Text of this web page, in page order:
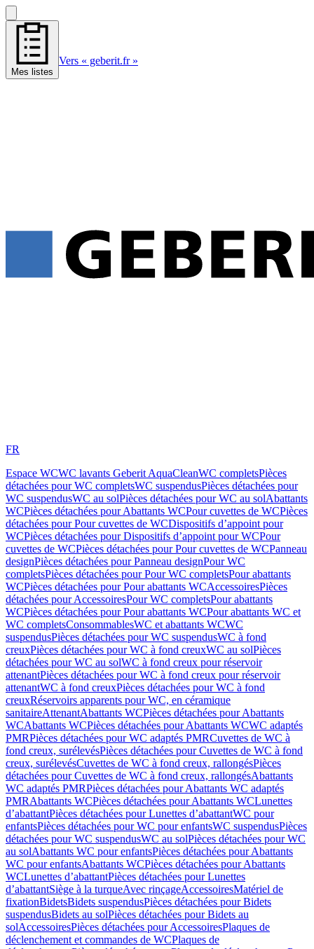
Mes listes
Vers « geberit.fr »
FR
Espace WCWC lavants Geberit AquaCleanWC completsPièces
détachées pour WC completsWC suspendusPièces détachées pour
WC suspendusWC au solPièces détachées pour WC au solAbattants
WCPièces détachées pour Abattants WCPour cuvettes de WCPièces
détachées pour Pour cuvettes de WCDispositifs d’appoint pour
WCPièces détachées pour Dispositifs d’appoint pour WCPour
cuvettes de WCPièces détachées pour Pour cuvettes de WCPanneau
designPièces détachées pour Panneau designPour WC
completsPièces détachées pour Pour WC completsPour abattants
WCPièces détachées pour Pour abattants WCAccessoiresPièces
détachées pour AccessoiresPour WC completsPour abattants
WCPièces détachées pour Pour abattants WCPour abattants WC et
WC completsConsommablesWC et abattants WCWC
suspendusPièces détachées pour WC suspendusWC à fond
creuxPièces détachées pour WC à fond creuxWC au solPièces
détachées pour WC au solWC à fond creux pour réservoir
attenantPièces détachées pour WC à fond creux pour réservoir
attenantWC à fond creuxPièces détachées pour WC à fond
creuxRéservoirs apparents pour WC, en céramique
sanitaireAttenantAbattants WCPièces détachées pour Abattants
WCAbattants WCPièces détachées pour Abattants WCWC adaptés
PMRPièces détachées pour WC adaptés PMRCuvettes de WC à
fond creux, surélevésPièces détachées pour Cuvettes de WC à fond
creux, surélevésCuvettes de WC à fond creux, rallongésPièces
détachées pour Cuvettes de WC à fond creux, rallongésAbattants
WC adaptés PMRPièces détachées pour Abattants WC adaptés
PMRAbattants WCPièces détachées pour Abattants WCLunettes
d’abattantPièces détachées pour Lunettes d’abattantWC pour
enfantsPièces détachées pour WC pour enfantsWC suspendusPièces
détachées pour WC suspendusWC au solPièces détachées pour WC
au solAbattants WC pour enfantsPièces détachées pour Abattants
WC pour enfantsAbattants WCPièces détachées pour Abattants
WCLunettes d’abattantPièces détachées pour Lunettes
d’abattantSiège à la turqueAvec rinçageAccessoiresMatériel de
fixationBidetsBidets suspendusPièces détachées pour Bidets
suspendusBidets au solPièces détachées pour Bidets au
solAccessoiresPièces détachées pour AccessoiresPlaques de
déclenchement et commandes de WCPlaques de